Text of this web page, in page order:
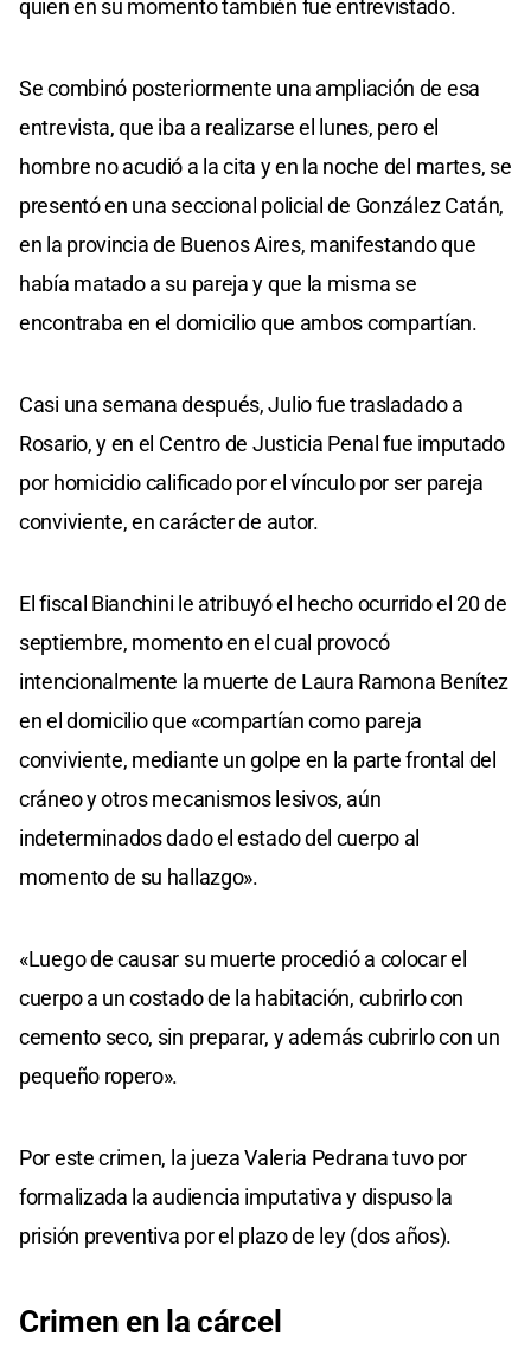
quien en su momento también fue entrevistado.
Se combinó posteriormente una ampliación de esa
entrevista, que iba a realizarse el lunes, pero el
hombre no acudió a la cita y en la noche del martes, se
presentó en una seccional policial de González Catán,
en la provincia de Buenos Aires, manifestando que
había matado a su pareja y que la misma se
encontraba en el domicilio que ambos compartían.
Casi una semana después, Julio fue trasladado a
Rosario, y en el Centro de Justicia Penal fue imputado
por homicidio calificado por el vínculo por ser pareja
conviviente, en carácter de autor.
El fiscal Bianchini le atribuyó el hecho ocurrido el 20 de
septiembre, momento en el cual provocó
intencionalmente la muerte de Laura Ramona Benítez
en el domicilio que «compartían como pareja
conviviente, mediante un golpe en la parte frontal del
cráneo y otros mecanismos lesivos, aún
indeterminados dado el estado del cuerpo al
momento de su hallazgo».
«Luego de causar su muerte procedió a colocar el
cuerpo a un costado de la habitación, cubrirlo con
cemento seco, sin preparar, y además cubrirlo con un
pequeño ropero».
Por este crimen, la jueza Valeria Pedrana tuvo por
formalizada la audiencia imputativa y dispuso la
prisión preventiva por el plazo de ley (dos años).
Crimen en la cárcel